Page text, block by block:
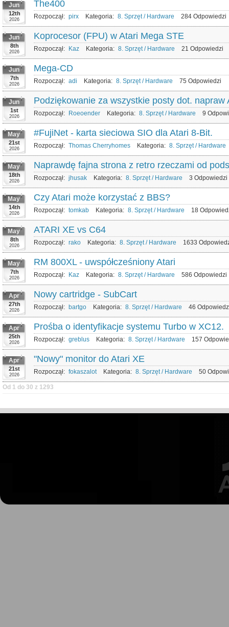
Jun
12th
2026
The400
Rozpoczął: pirx Kategoria: 8. Sprzęt / Hardware 284 Odpowiedzi
Jun
8th
2026
Koprocesor (FPU) w Atari Mega STE
Rozpoczął: Kaz Kategoria: 8. Sprzęt / Hardware 21 Odpowiedzi
Jun
7th
2026
Mega-CD
Rozpoczął: adi Kategoria: 8. Sprzęt / Hardware 75 Odpowiedzi
Jun
1st
2026
Podziękowanie za wszystkie posty dot. napraw
Rozpoczął: Roeoender Kategoria: 8. Sprzęt / Hardware 9
May
21st
2026
#FujiNet - karta sieciowa SIO dla Atari 8-Bit.
Rozpoczął: Thomas Cherryhomes Kategoria: 8. Sprzęt / Hardware
May
18th
2026
Naprawdę fajna strona z retro rzeczami od
Rozpoczął: jhusak Kategoria: 8. Sprzęt / Hardware 3 Odpowiedzi
May
14th
2026
Czy Atari może korzystać z BBS?
Rozpoczął: tomkab Kategoria: 8. Sprzęt / Hardware 18
May
8th
2026
ATARI XE vs C64
Rozpoczął: rako Kategoria: 8. Sprzęt / Hardware 1633
May
7th
2026
RM 800XL - uwspółcześniony Atari
Rozpoczął: Kaz Kategoria: 8. Sprzęt / Hardware 586 Odpowiedzi
Apr
27th
2026
Nowy cartridge - SubCart
Rozpoczął: bartgo Kategoria: 8. Sprzęt / Hardware 46
Apr
25th
2026
Prośba o identyfikacje systemu Turbo w XC12.
Rozpoczął: greblus Kategoria: 8. Sprzęt / Hardware 157
Apr
21st
2026
"Nowy" monitor do Atari XE
Rozpoczął: fokaszalot Kategoria: 8. Sprzęt / Hardware 50
Od 1 do 30 z 1293